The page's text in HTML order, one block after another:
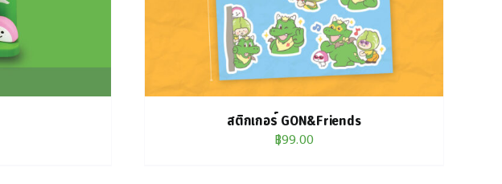
สติกเกอร์ GON&Friends
฿99.00